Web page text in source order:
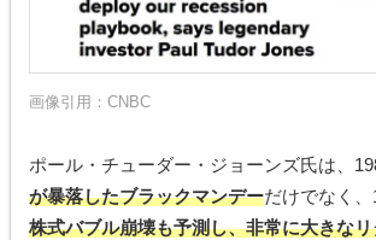
画像引用： CNBC
ポール・チューダー・ジョーンズ氏は、
が暴落したブラックマンデーだけでなく
株式バブル崩壊も予測し、非常に大きな